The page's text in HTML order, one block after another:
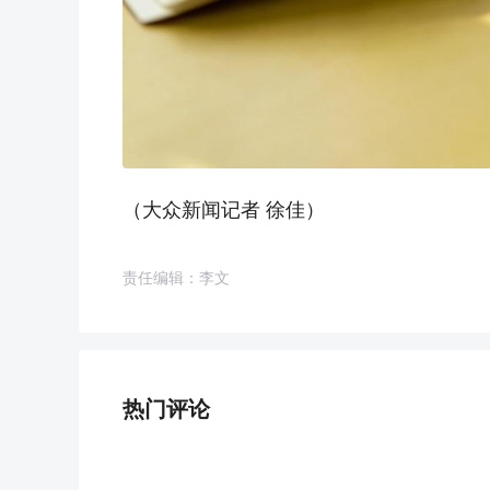
（大众新闻记者 徐佳）
责任编辑：李文
热门评论